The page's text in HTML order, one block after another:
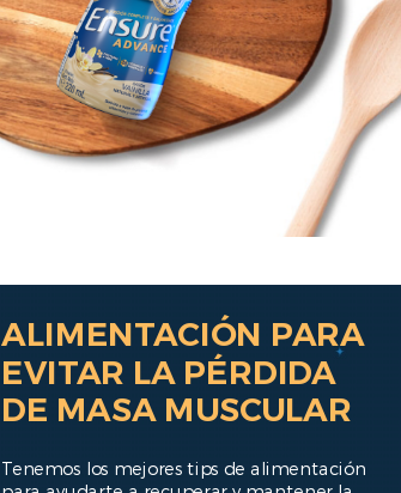
ALIMENTACIÓN PARA
EVITAR LA PÉRDIDA
DE MASA MUSCULAR
Tenemos los mejores tips de alimentación